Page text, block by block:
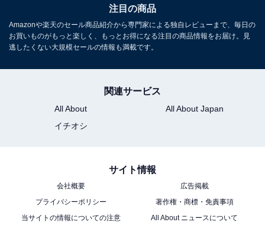
注目の商品
Amazonや楽天のセール商品紹介から専門家による独自レビューまで、毎日の
お買いものがもっと楽しく、もっとお得になる注目の商品情報をお届け。見
逃したくない大規模セールの情報も満載です。
関連サービス
All About
All About Japan
イチオシ
サイト情報
会社概要
広告掲載
プライバシーポリシー
著作権・商標・免責事項
当サイトの情報についての注意
All About ニュースについて